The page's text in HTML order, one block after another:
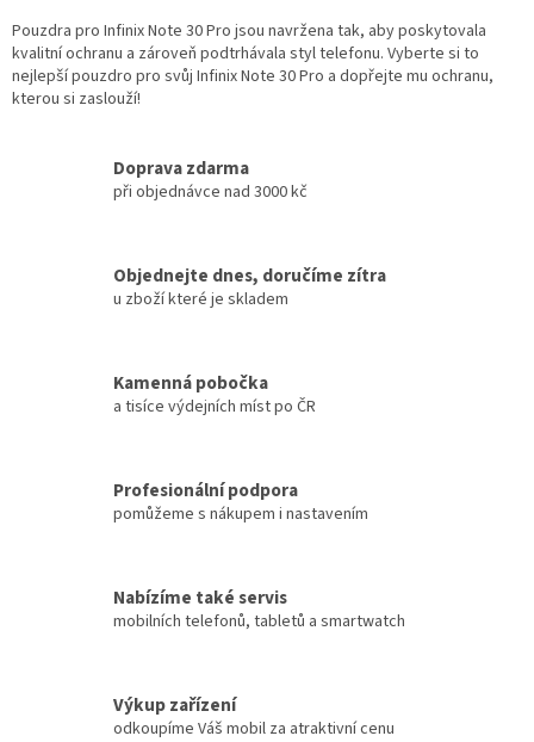
Pouzdra pro Infinix Note 30 Pro jsou navržena tak, aby poskytovala
kvalitní ochranu a zároveň podtrhávala styl telefonu. Vyberte si to
nejlepší pouzdro pro svůj Infinix Note 30 Pro a dopřejte mu ochranu,
kterou si zaslouží!
Doprava zdarma
při objednávce nad 3000 kč
Objednejte dnes, doručíme zítra
u zboží které je skladem
Kamenná pobočka
a tisíce výdejních míst po ČR
Profesionální podpora
pomůžeme s nákupem i nastavením
Nabízíme také servis
mobilních telefonů, tabletů a smartwatch
Výkup zařízení
odkoupíme Váš mobil za atraktivní cenu